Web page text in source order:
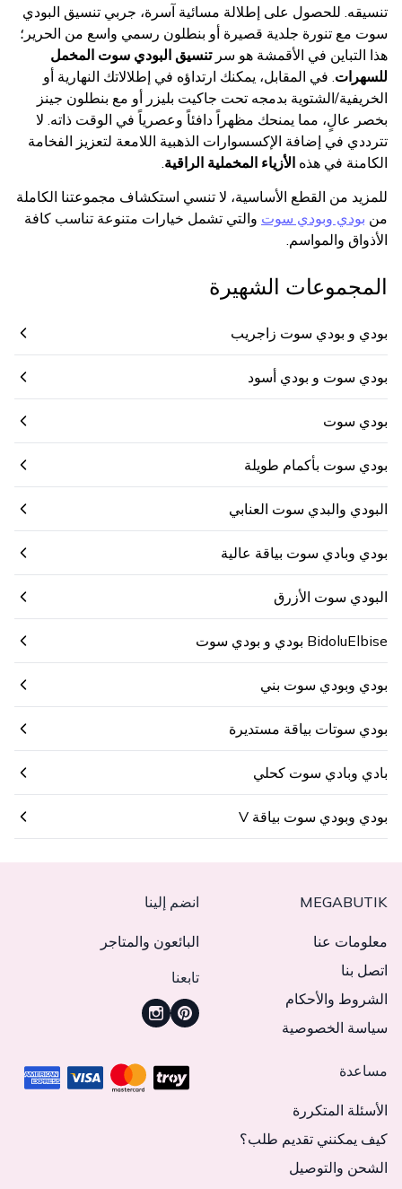
تنسيقه. للحصول على إطلالة مسائية آسرة، جربي تنسيق البودي
سوت مع تنورة جلدية قصيرة أو بنطلون رسمي واسع من الحرير؛
هذا التباين في الأقمشة هو سرتنسيق البودي سوت المخمل
للسهرات. في المقابل، يمكنك ارتداؤه في إطلالاتك النهارية أو
الخريفية/الشتوية بدمجه تحت جاكيت بليزر أو مع بنطلون جينز
بخصر عالٍ، مما يمنحك مظهراً دافئاً وعصرياً في الوقت ذاته. لا
تترددي في إضافة الإكسسوارات الذهبية اللامعة لتعزيز الفخامة
الكامنة في هذه الأزياء المخملية الراقية.
للمزيد من القطع الأساسية، لا تنسي استكشاف مجموعتنا الكاملة
من بودي وبودي سوت والتي تشمل خيارات متنوعة تناسب كافة
الأذواق والمواسم.
المجموعات الشهيرة
بودي و بودي سوت زاجريب
بودي سوت و بودي أسود
بودي سوت
بودي سوت بأكمام طويلة
البودي والبدي سوت العنابي
بودي وبادي سوت بياقة عالية
البودي سوت الأزرق
BidoluElbise بودي و بودي سوت
بودي وبودي سوت بني
بودي سوتات بياقة مستديرة
بادي وبادي سوت كحلي
بودي وبودي سوت بياقة V
MEGABUTIK
معلومات عنا
اتصل بنا
الشروط والأحكام
سياسة الخصوصية
انضم إلينا
البائعون والمتاجر
تابعنا
مساعدة
الأسئلة المتكررة
كيف يمكنني تقديم طلب؟
الشحن والتوصيل